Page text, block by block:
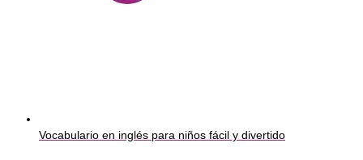
Vocabulario en inglés para niños fácil y divertido